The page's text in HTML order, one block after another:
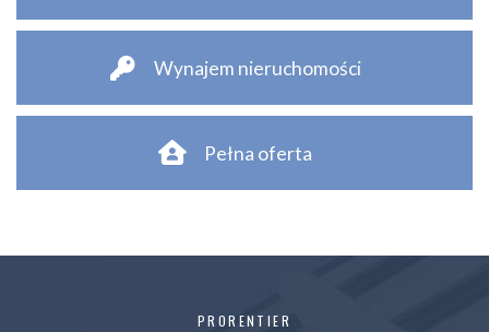
Wynajem nieruchomości
Pełna oferta
PRORENTIER